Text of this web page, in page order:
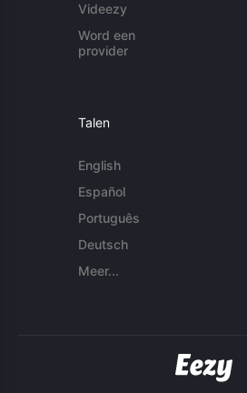
Videezy
Word een
provider
Talen
English
Español
Português
Deutsch
Meer...